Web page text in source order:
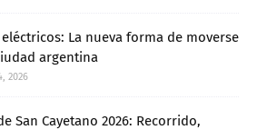
La nueva forma de moverse
argentina
2026
San Cayetano 2026: Recorrido,